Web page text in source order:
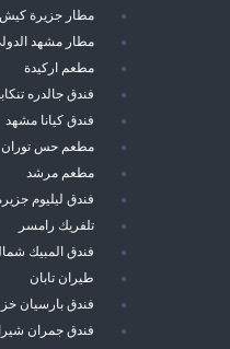
مطار جزيرة كيش
مطار مشهد
مطعم اركيدة
فندق جالدره
فندق كيانا مشهد
مطعم حس توران
مطعم مرشد
فندق ليليوم
تلفريك رامسر
فندق المبيك
طيران تابان
فندق بارسيان
فندق جمران